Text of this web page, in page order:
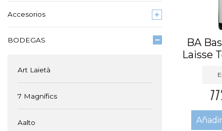
Accesorios
BODEGAS
Art Laietà
7 Magnífics
Aalto
BA
Laisse